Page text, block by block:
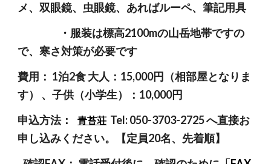
メ、双眼鏡、虫眼鏡、あればルーペ、筆記用具
・服装は標高2100mの山岳地帯ですの
で、寒さ対策が必要です
費用： 1泊2食 大人：15,000円（相部屋となりま
す）
、子供（小学生）：10,000円
申込方法：
青苔荘 Tel: 050-3703-2725 へ直接お
申し込みください。【定員20名、先着順】